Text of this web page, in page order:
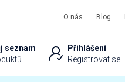
O nás Blog
seznam
Přihlášení
Registrovat se